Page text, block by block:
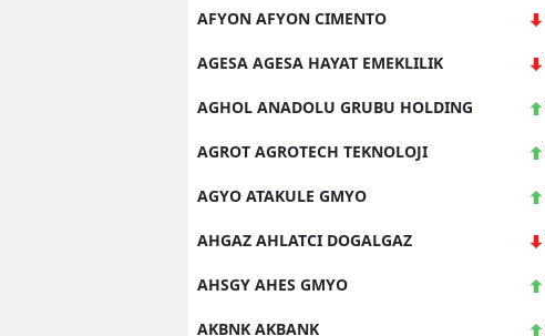
AFYON AFYON CIMENTO
AGESA AGESA HAYAT EMEKLILIK
AGHOL ANADOLU GRUBU HOLDING
AGROT AGROTECH TEKNOLOJI
AGYO ATAKULE GMYO
AHGAZ AHLATCI DOGALGAZ
AHSGY AHES GMYO
AKBNK AKBANK